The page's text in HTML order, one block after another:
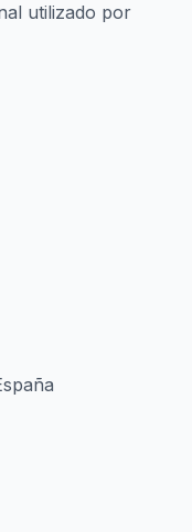
utilizado por